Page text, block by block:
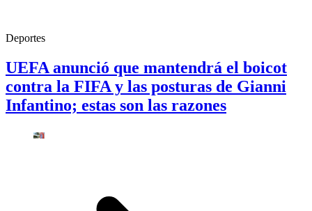
Deportes
UEFA anunció que mantendrá el boicot
contra la FIFA y las posturas de Gianni
Infantino; estas son las razones